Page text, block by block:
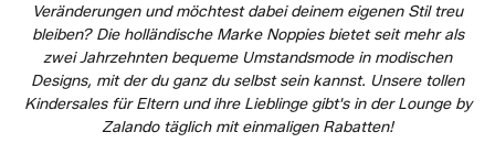
Veränderungen und möchtest dabei deinem eigenen Stil treu
bleiben? Die holländische Marke Noppies bietet seit mehr als
zwei Jahrzehnten bequeme Umstandsmode in modischen
Designs, mit der du ganz du selbst sein kannst. Unsere tollen
Kindersales für Eltern und ihre Lieblinge gibt's in der Lounge by
Zalando täglich mit einmaligen Rabatten!